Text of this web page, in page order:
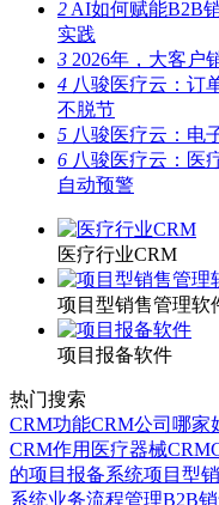
2 AI如何赋能B2B
实践
3 2026年，大客户
4 八骏医疗云：
不脱节
5 八骏医疗云：电
6 八骏医疗云：医
自动预警
医疗行业CRM
项目型销售管理软
项目报备软件
热门搜索
CRM功能CRM公司哪家
CRM作用 医疗器械CRM
的项目报备系统项目型
系统业务流程管理B2B